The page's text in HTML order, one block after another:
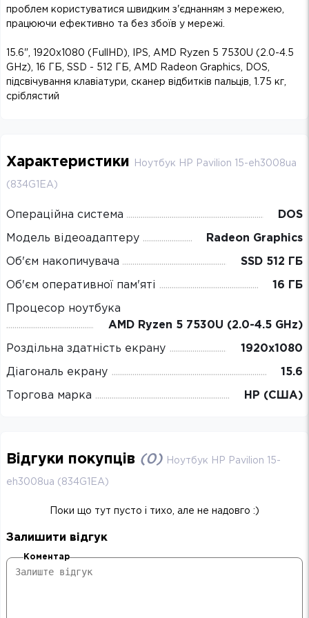
проблем користуватися швидким з'єднанням з мережею,
працюючи ефективно та без збоїв у мережі.
15.6", 1920х1080 (FullHD), IPS, AMD Ryzen 5 7530U (2.0-4.5
GHz), 16 ГБ, SSD - 512 ГБ, AMD Radeon Graphics, DOS,
підсвічування клавіатури, сканер відбитків пальців, 1.75 кг,
сріблястий
Характеристики Ноутбук HP Pavilion 15-eh3008ua
(834G1EA)
Операційна система DOS
Модель відеоадаптеру Radeon Graphics
Об'єм накопичувача SSD 512 ГБ
Об'єм оперативної пам'яті 16 ГБ
Процесор ноутбука
AMD Ryzen 5 7530U (2.0-4.5 GHz)
Роздільна здатність екрану 1920х1080
Діагональ екрану 15.6
Торгова марка HP (США)
Відгуки покупців (0) Ноутбук HP Pavilion 15-
eh3008ua (834G1EA)
Поки що тут пусто і тихо, але не надовго :)
Залишити відгук
Коментар